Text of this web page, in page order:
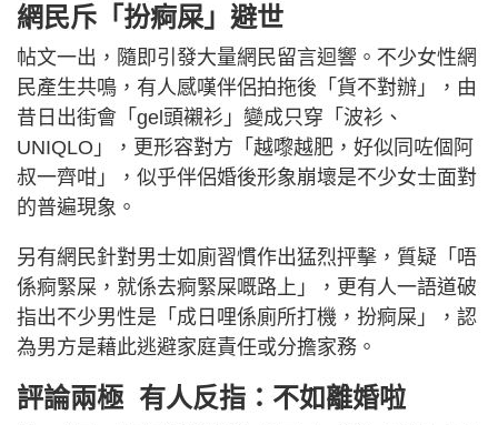
網民斥「扮痾屎」避世
帖文一出，隨即引發大量網民留言迴響。不少女性網
民產生共鳴，有人感嘆伴侶拍拖後「貨不對辦」，由
昔日出街會「gel頭襯衫」變成只穿「波衫、
UNIQLO」，更形容對方「越嚟越肥，好似同咗個阿
叔一齊咁」，似乎伴侶婚後形象崩壞是不少女士面對
的普遍現象。
另有網民針對男士如廁習慣作出猛烈抨擊，質疑「唔
係痾緊屎，就係去痾緊屎嘅路上」，更有人一語道破
指出不少男性是「成日哩係廁所打機，扮痾屎」，認
為男方是藉此逃避家庭責任或分擔家務。
評論兩極 有人反指：不如離婚啦